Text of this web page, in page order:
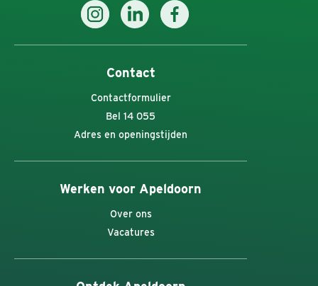
Contact
Contactformulier
Bel 14 055
Adres en openingstijden
Werken voor Apeldoorn
Over ons
Vacatures